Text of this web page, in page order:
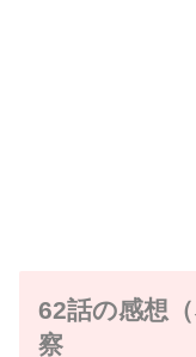
62話の感想
察